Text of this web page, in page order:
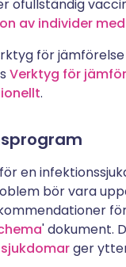
ofullständig
av individer
för
Verktyg för
.
en
bör vara
' dokument.
ger